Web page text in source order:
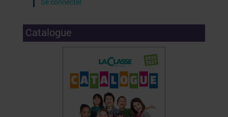
Catalogue